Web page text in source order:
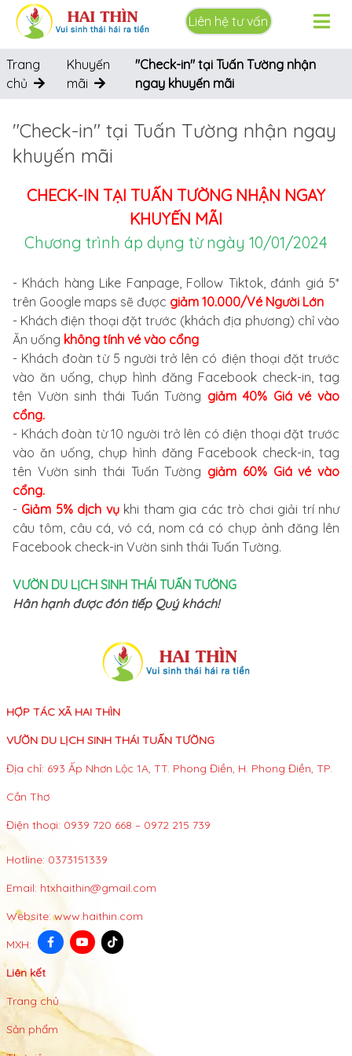
Liên hệ tư vấn
Trang
chủ
Khuyến
mãi
"Check-in" tại Tuấn Tường nhận
ngay khuyến mãi
"Check-in" tại Tuấn Tường nhận ngay
khuyến mãi
CHECK-IN TẠI TUẤN TƯỜNG NHẬN NGAY
KHUYẾN MÃI
Chương trình áp dụng từ ngày 10/01/2024
- Khách hàng Like Fanpage, Follow Tiktok, đánh giá 5*
trên Google maps sẽ được giảm 10.000/Vé Người Lớn
- Khách điện thoại đặt trước (khách địa phương) chỉ vào
Ăn uống không tính vé vào cổng
- Khách đoàn từ 5 người trở lên có điện thoại đặt trước
vào ăn uống, chụp hình đăng Facebook check-in, tag
tên Vườn sinh thái Tuấn Tường giảm 40% Giá vé vào
cổng.
- Khách đoàn từ 10 người trở lên có điện thoại đặt trước
vào ăn uống, chụp hình đăng Facebook check-in, tag
tên Vườn sinh thái Tuấn Tường giảm 60% Giá vé vào
cổng.
- Giảm 5% dịch vụ khi tham gia các trò chơi giải trí như
câu tôm, câu cá, vó cá, nom cá có chụp ảnh đăng lên
Facebook check-in Vườn sinh thái Tuấn Tường.
VƯỜN DU LỊCH SINH THÁI TUẤN TƯỜNG
Hân hạnh được đón tiếp Quý khách!
HỢP TÁC XÃ HAI THÌN
VƯỜN DU LỊCH SINH THÁI TUẤN TƯỜNG
Địa chỉ: 693 Ấp Nhơn Lộc 1A, TT. Phong Điền, H. Phong Điền, TP.
Cần Thơ
Điện thoại: 0939 720 668 – 0972 215 739
Hotline: 0373151339
Email: htxhaithin@gmail.com
Website:www.haithin.com
MXH:
Liên kết
Trang chủ
Sản phẩm